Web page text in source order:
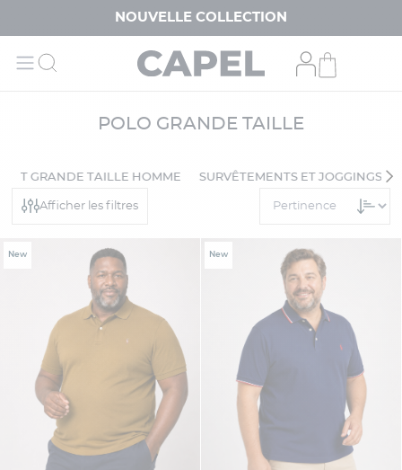
NOUVELLE COLLECTION
POLO GRANDE TAILLE
GRANDE TAILLE HOMME SURVÊTEMENTS ET JOGGINGS
Afficher les filtres
New New